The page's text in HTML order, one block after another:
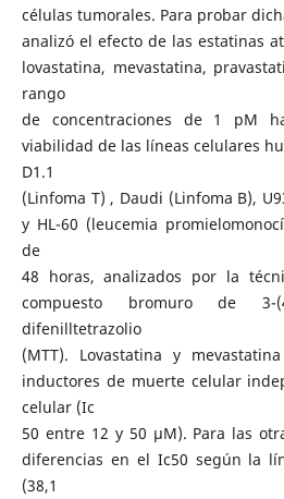
células tumorales. Para probar
analizó el efecto de las estatinas
lovastatina, mevastatina,
rango
de concentraciones de 1 pM
viabilidad de las líneas celulares
D1.1
(Linfoma T) , Daudi (Linfoma B),
y HL-60 (leucemia
de
48 horas, analizados por la
compuesto bromuro de 3-
difenilltetrazolio
(MTT). Lovastatina y
inductores de muerte celular
celular (Ic
50 entre 12 y 50 μM). Para las
diferencias en el Ic50 según la
(38,1